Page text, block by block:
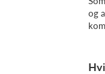
og